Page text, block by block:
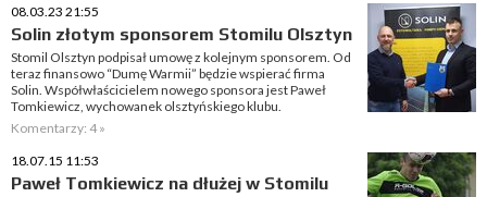
08.03.23 21:55
Solin złotym sponsorem Stomilu Olsztyn
Stomil Olsztyn podpisał umowę z kolejnym sponsorem. Od
teraz finansowo “Dumę Warmii” będzie wspierać firma
Solin. Współwłaścicielem nowego sponsora jest Paweł
Tomkiewicz, wychowanek olsztyńskiego klubu.
Komentarzy: 4 »
18.07.15 11:53
Paweł Tomkiewicz na dłużej w Stomilu